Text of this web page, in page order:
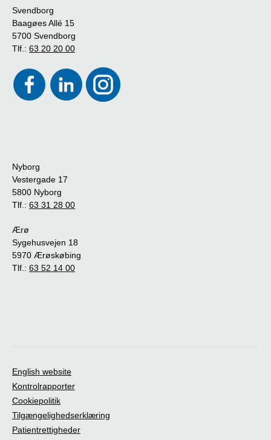
Svendborg
Baagøes Allé 15
5700 Svendborg
Tlf.: 63 20 20 00
Nyborg
Vestergade 17
5800 Nyborg
Tlf.: 63 31 28 00
Ærø
Sygehusvejen 18
5970 Ærøskøbing
Tlf.: 63 52 14 00
English website
Kontrolrapporter
Cookiepolitik
Tilgængelighedserklæring
Patientrettigheder